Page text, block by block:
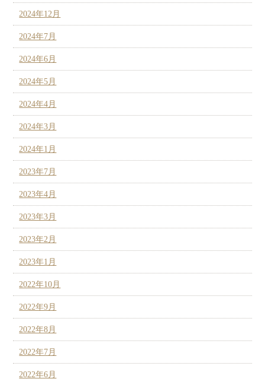
2024年12月
2024年7月
2024年6月
2024年5月
2024年4月
2024年3月
2024年1月
2023年7月
2023年4月
2023年3月
2023年2月
2023年1月
2022年10月
2022年9月
2022年8月
2022年7月
2022年6月